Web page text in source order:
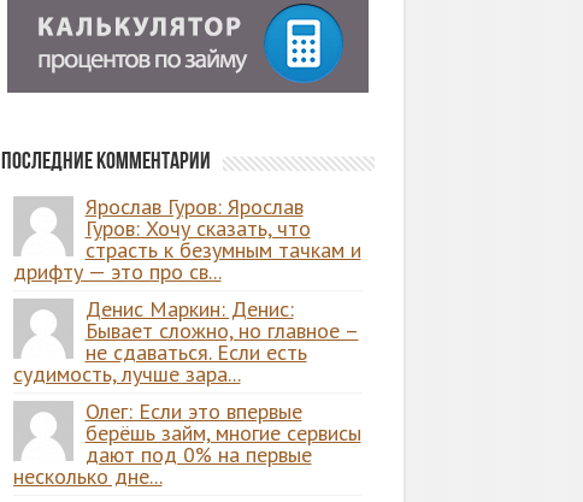
Последние комментарии
Ярослав Гуров: Ярослав
Гуров: Хочу сказать, что
страсть к безумным тачкам и
дрифту — это про св...
Денис Маркин: Денис:
Бывает сложно, но главное –
не сдаваться. Если есть
судимость, лучше зара...
Олег: Если это впервые
берёшь займ, многие сервисы
дают под 0% на первые
несколько дне...